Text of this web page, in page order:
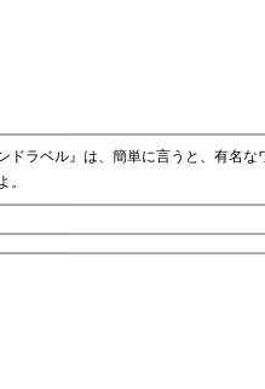
ドラベル』は、簡単に言うと、有名
。